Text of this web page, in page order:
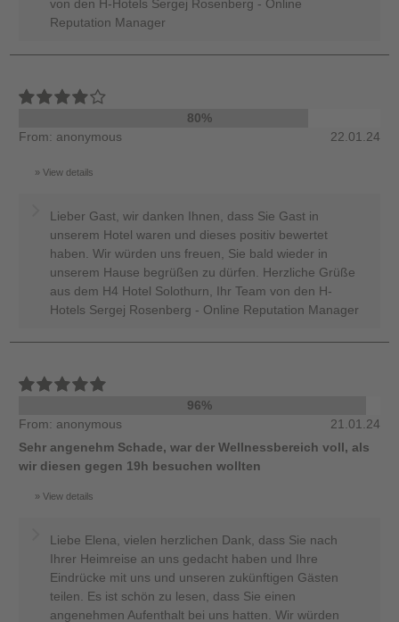
von den H-Hotels Sergej Rosenberg - Online
Reputation Manager
80%
From: anonymous
22.01.24
View details
Lieber Gast, wir danken Ihnen, dass Sie Gast in
unserem Hotel waren und dieses positiv bewertet
haben. Wir würden uns freuen, Sie bald wieder in
unserem Hause begrüßen zu dürfen. Herzliche Grüße
aus dem H4 Hotel Solothurn, Ihr Team von den H-
Hotels Sergej Rosenberg - Online Reputation Manager
96%
From: anonymous
21.01.24
Sehr angenehm Schade, war der Wellnessbereich voll, als
wir diesen gegen 19h besuchen wollten
View details
Liebe Elena, vielen herzlichen Dank, dass Sie nach
Ihrer Heimreise an uns gedacht haben und Ihre
Eindrücke mit uns und unseren zukünftigen Gästen
teilen. Es ist schön zu lesen, dass Sie einen
angenehmen Aufenthalt bei uns hatten. Wir würden